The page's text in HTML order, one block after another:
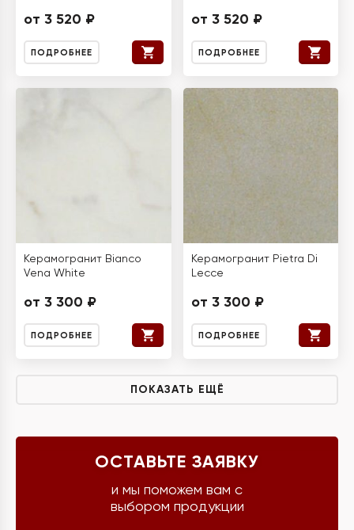
от 3 520 ₽
ПОДРОБНЕЕ
от 3 520 ₽
ПОДРОБНЕЕ
Керамогранит Bianco
Vena White
от 3 300 ₽
ПОДРОБНЕЕ
Керамогранит Pietra Di
Lecce
от 3 300 ₽
ПОДРОБНЕЕ
ПОКАЗАТЬ ЕЩЁ
ОСТАВЬТЕ ЗАЯВКУ
и мы поможем вам с
выбором продукции